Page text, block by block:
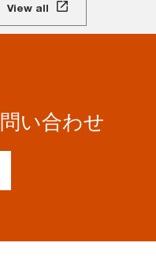
View all
い合わせ